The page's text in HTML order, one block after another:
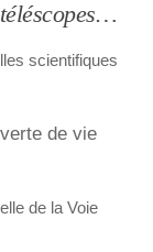
scientifiques
de vie
de la Voie